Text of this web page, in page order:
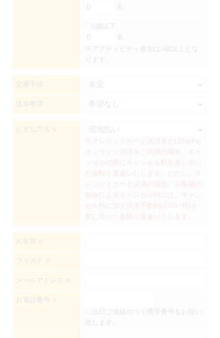
名
〇6歳以下
名
※アクティビティ参加は5歳以上とな
交通手段
送迎希望
お支払方法
※クレジットカード決済またはPayPay
オンライン決済をご利用の場合、キャ
ンセルの際にキャンセル料を差し引い
た金額を返金いたします。ただし、ク
レジットカード決済の場合、お客様の
都合によるキャンセル時には、キャン
セル料に加え決済手数料(3.6%+税)を
差し引いた金額を返金いたします。
お名前
フリガナ
メールアドレス
お電話番号
〇当日ご連絡のつく携帯番号をお願い
致します。